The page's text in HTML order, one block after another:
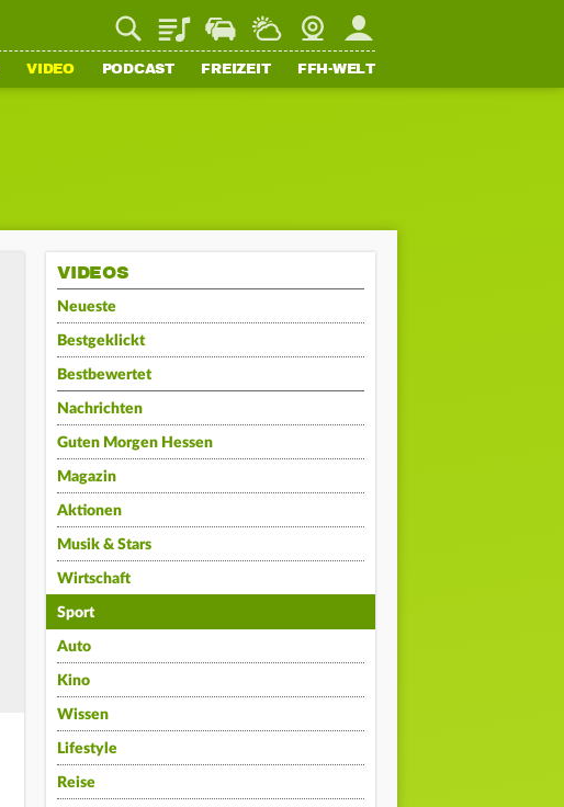
PlaylistStaupilotWetterWebcamMein FFH
VIDEO PODCAST FREIZEIT FFH-WELT
VIDEOS
Neueste
Bestgeklickt
Bestbewertet
Nachrichten
Guten Morgen Hessen
Magazin
Aktionen
Musik & Stars
Wirtschaft
Sport
Auto
Kino
Wissen
Lifestyle
Reise